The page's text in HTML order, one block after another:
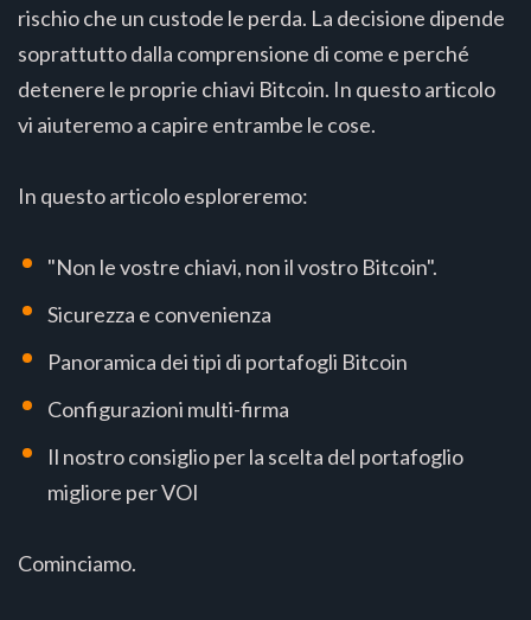
rischio che un custode le perda. La decisione dipende
soprattutto dalla comprensione di come e perché
detenere le proprie chiavi Bitcoin. In questo articolo
vi aiuteremo a capire entrambe le cose.
In questo articolo esploreremo:
"Non le vostre chiavi, non il vostro Bitcoin".
Sicurezza e convenienza
Panoramica dei tipi di portafogli Bitcoin
Configurazioni multi-firma
Il nostro consiglio per la scelta del portafoglio
migliore per VOI
Cominciamo.